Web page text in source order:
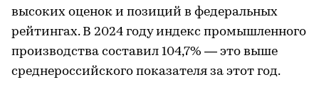
высоких оценок и позиций в федеральных
рейтингах. В 2024 году индекс промышленного
производства составил 104,7% — это выше
среднероссийского показателя за этот год.